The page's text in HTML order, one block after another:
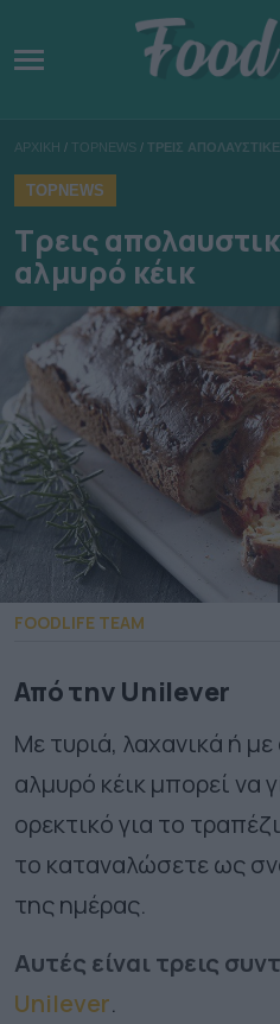
ΑΡΧΙΚΗ / TOPNEWS / ΤΡΕΙΣ
TOPNEWS
Τρεις
αλμυρό κέικ
FOODLIFE TEAM
Από την Unilever
Με τυριά, λαχανικά ή
αλμυρό κέικ μπορεί να
ορεκτικό για το
το καταναλώσετε ως
της ημέρας.
Αυτές είναι τρεις
Unilever.